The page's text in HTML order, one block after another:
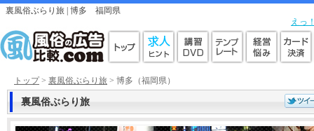
裏風俗ぶらり旅 | 博多
福岡県
えっ
トップ> 裏風俗ぶらり旅 > 博多（福岡県）
裏風俗ぶらり旅